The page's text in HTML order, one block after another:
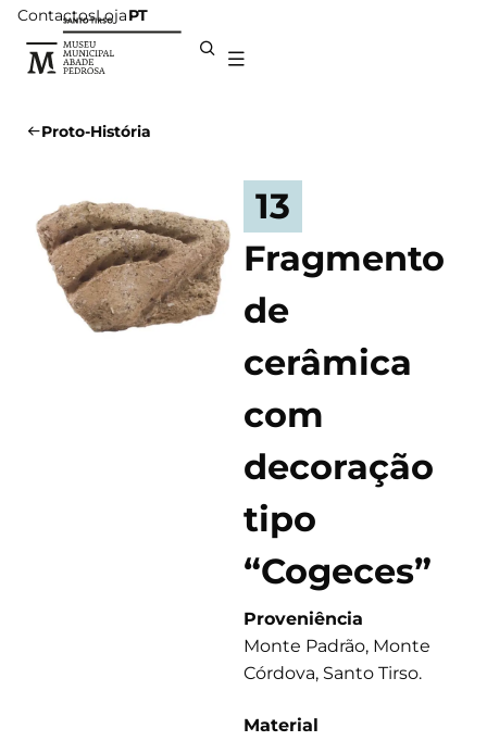
ContactosLojaPT
Proto-História
13
Fragmento
de
cerâmica
com
decoração
tipo
“Cogeces”
Proveniência
Monte Padrão, Monte
Córdova, Santo Tirso.
Material